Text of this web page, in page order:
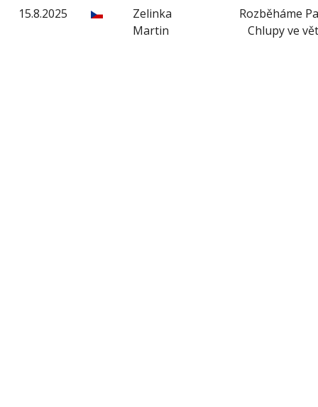
15.8.2025
Zelinka
Martin
Rozběháme
Chlupy ve